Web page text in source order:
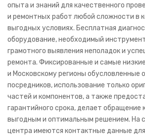
Проф Оборудование
АТС
ПВР
Seelock
Дозор 77
ДОЗОР
Рации
опыта и знаний для качественного
и ремонтных работ любой сложности в
выгодных условиях. Бесплатная
оборудование, необходимый
грамотного выявления неполадок и
ремонта. Фиксированные и самые
и Московскому регионы обусловленные
посредников, использование только
частей и компонентов, а также
гарантийного срока, делает обращение
выгодным и оптимальным решением. На
центра имеются контактные данные